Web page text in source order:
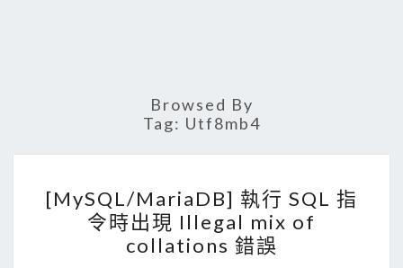
Browsed By
Tag: Utf8mb4
M
y
S
[MySQL/MariaDB] 執行 SQL 指
令時出現 Illegal mix of
collations 錯誤